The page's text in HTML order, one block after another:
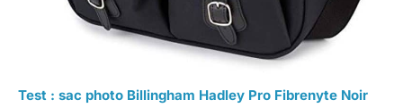
Test : sac photo Billingham Hadley Pro Fibrenyte Noir